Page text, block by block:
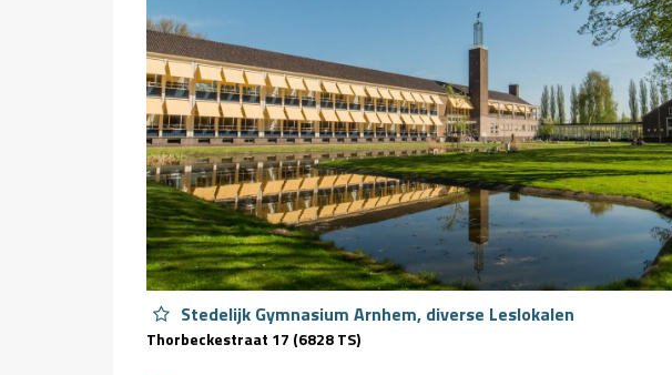
Stedelijk Gymnasium Arnhem, diverse Leslokalen
Thorbeckestraat 17 (6828 TS)